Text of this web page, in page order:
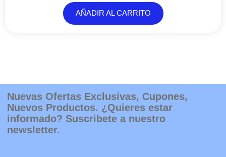
AÑADIR AL CARRITO
Nuevas Ofertas Exclusivas, Cupones,
Nuevos Productos. ¿Quieres estar
informado? Suscribete a nuestro
newsletter.